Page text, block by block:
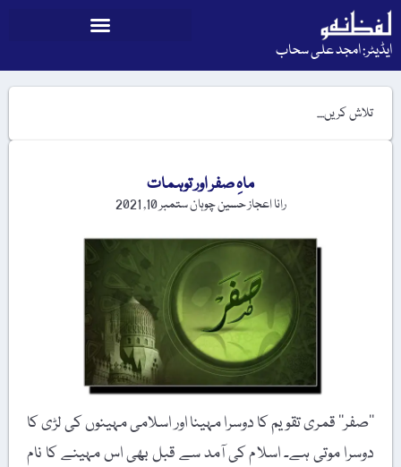
ایڈیٹر: امجد علی سحاب
ماہِ صفر اور توہمات
رانا اعجاز حسین چوہانستمبر 10, 2021
’’صفر‘‘ قمری تقویم کا دوسرا مہینا اور اسلامی مہینوں کی لڑی کا
دوسرا موتی ہے۔ اسلام کی آمد سے قبل بھی اس مہینے کا نام